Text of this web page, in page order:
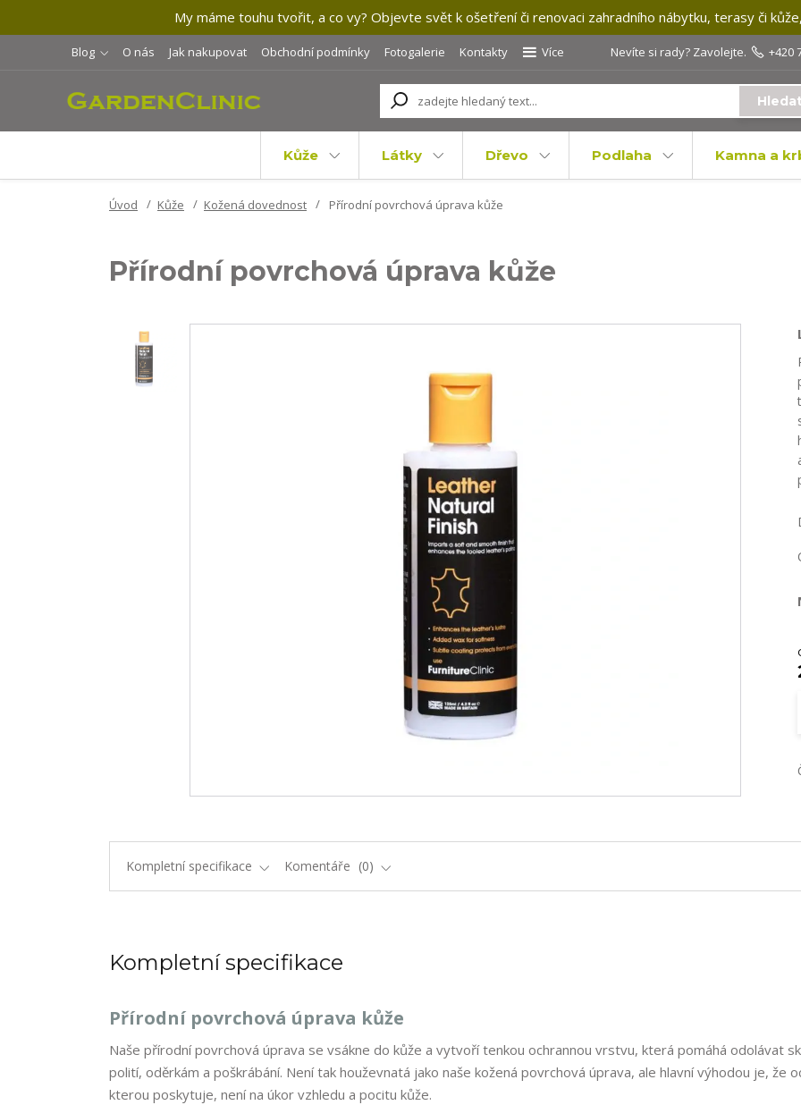
My máme touhu tvořit, a co vy? Objevte svět k ošetření či renovaci zahradního nábytku, terasy či
Blog O nás Jak nakupovat Obchodní podmínky Fotogalerie Kontakty Více Nevíte si rady? Zavolejte. +420
Kůže Látky Dřevo Podlaha Kamna a
Úvod Kůže Kožená dovednost Přírodní povrchová úprava kůže
Přírodní povrchová úprava kůže
Kompletní specifikace Komentáře 0
Kompletní specifikace
Přírodní povrchová úprava kůže
Naše přírodní povrchová úprava se vsákne do kůže a vytvoří tenkou ochrannou vrstvu, která pomáhá odolávat
polití, oděrkám a poškrábání. Není tak houževnatá jako naše kožená povrchová úprava, ale hlavní výhodou je, že
kterou poskytuje, není na úkor vzhledu a pocitu kůže.